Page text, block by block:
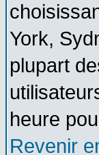
York,
plupart
heure
Revenir